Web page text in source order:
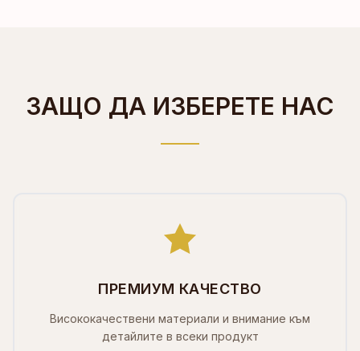
ЗАЩО ДА ИЗБЕРЕТЕ НАС
ПРЕМИУМ КАЧЕСТВО
Висококачествени материали и внимание към
детайлите в всеки продукт